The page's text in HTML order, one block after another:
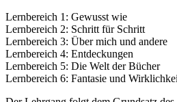
Lernbereich 1: Gewusst wie
Lernbereich 2: Schritt für Schritt
Lernbereich 3: Über mich und andere
Lernbereich 4: Entdeckungen
Lernbereich 5: Die Welt der Bücher
Lernbereich 6: Fantasie und